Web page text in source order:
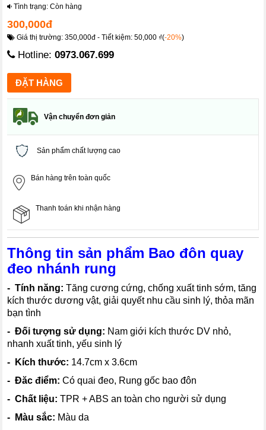
Tình trạng: Còn hàng
300,000đ
Giá thị trường: 350,000đ - Tiết kiệm: 50,000 ₫(-20%)
Hotline:0973.067.699
Vận chuyển đơn giản
Sản phẩm chất lượng cao
Bán hàng trên toàn quốc
Thanh toán khi nhận hàng
Thông tin sản phẩm Bao đôn quay
đeo nhánh rung
- Tính năng: Tăng cương cứng, chống xuất tinh sớm, tăng
kích thước dương vật, giải quyết nhu cầu sinh lý, thỏa mãn
bạn tình
- Đối tượng sử dụng: Nam giới kích thước DV nhỏ,
nhanh xuất tinh, yếu sinh lý
- Kích thước: 14.7cm x 3.6cm
- Đăc điểm: Có quai đeo, Rung gốc bao đôn
- Chất liệu: TPR + ABS an toàn cho người sử dụng
- Màu sắc: Màu da